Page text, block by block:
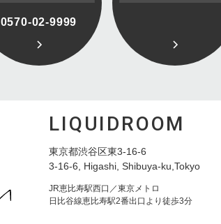
0570-02-9999
LIQUIDROOM
東京都渋谷区東3-16-6
3-16-6, Higashi, Shibuya-ku,Tokyo
JR恵比寿駅西口／東京メトロ
日比谷線恵比寿駅2番出口より徒歩3分